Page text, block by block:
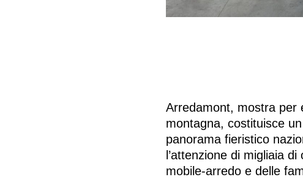
Arredamont, mostra per
montagna, costituisce
panorama fieristico
l’attenzione di migliaia
mobile-arredo e delle